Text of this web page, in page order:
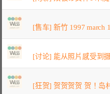
[售车] 新竹 1997 march
[讨论] 能从照片感受到
[狂贺] 贺贺贺贺 贺！岛